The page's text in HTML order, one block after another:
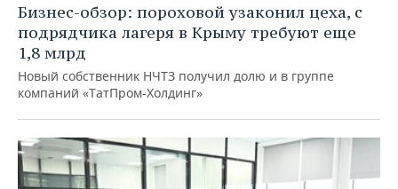
Бизнес-обзор: пороховой узаконил цеха, с
подрядчика лагеря в Крыму требуют еще
1,8 млрд
Новый собственник НЧТЗ получил долю и в группе
компаний «ТатПром-Холдинг»